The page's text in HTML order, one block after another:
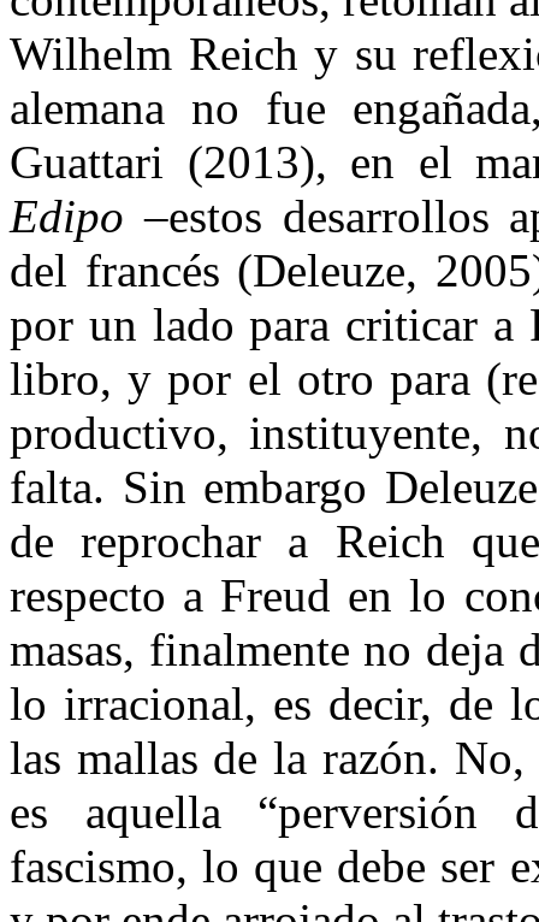
Wilhelm Reich y su
alemana no fue
Guattari (2013), en el
Edipo –estos desarrollos
del francés (Deleuze,
por un lado para criticar a
libro, y por el otro para
productivo, instituyente,
falta. Sin embargo
de reprochar a Reich
respecto a Freud en lo
masas, finalmente no deja
lo irracional, es decir, de
las mallas de la razón.
es aquella “perversión
fascismo, lo que debe ser